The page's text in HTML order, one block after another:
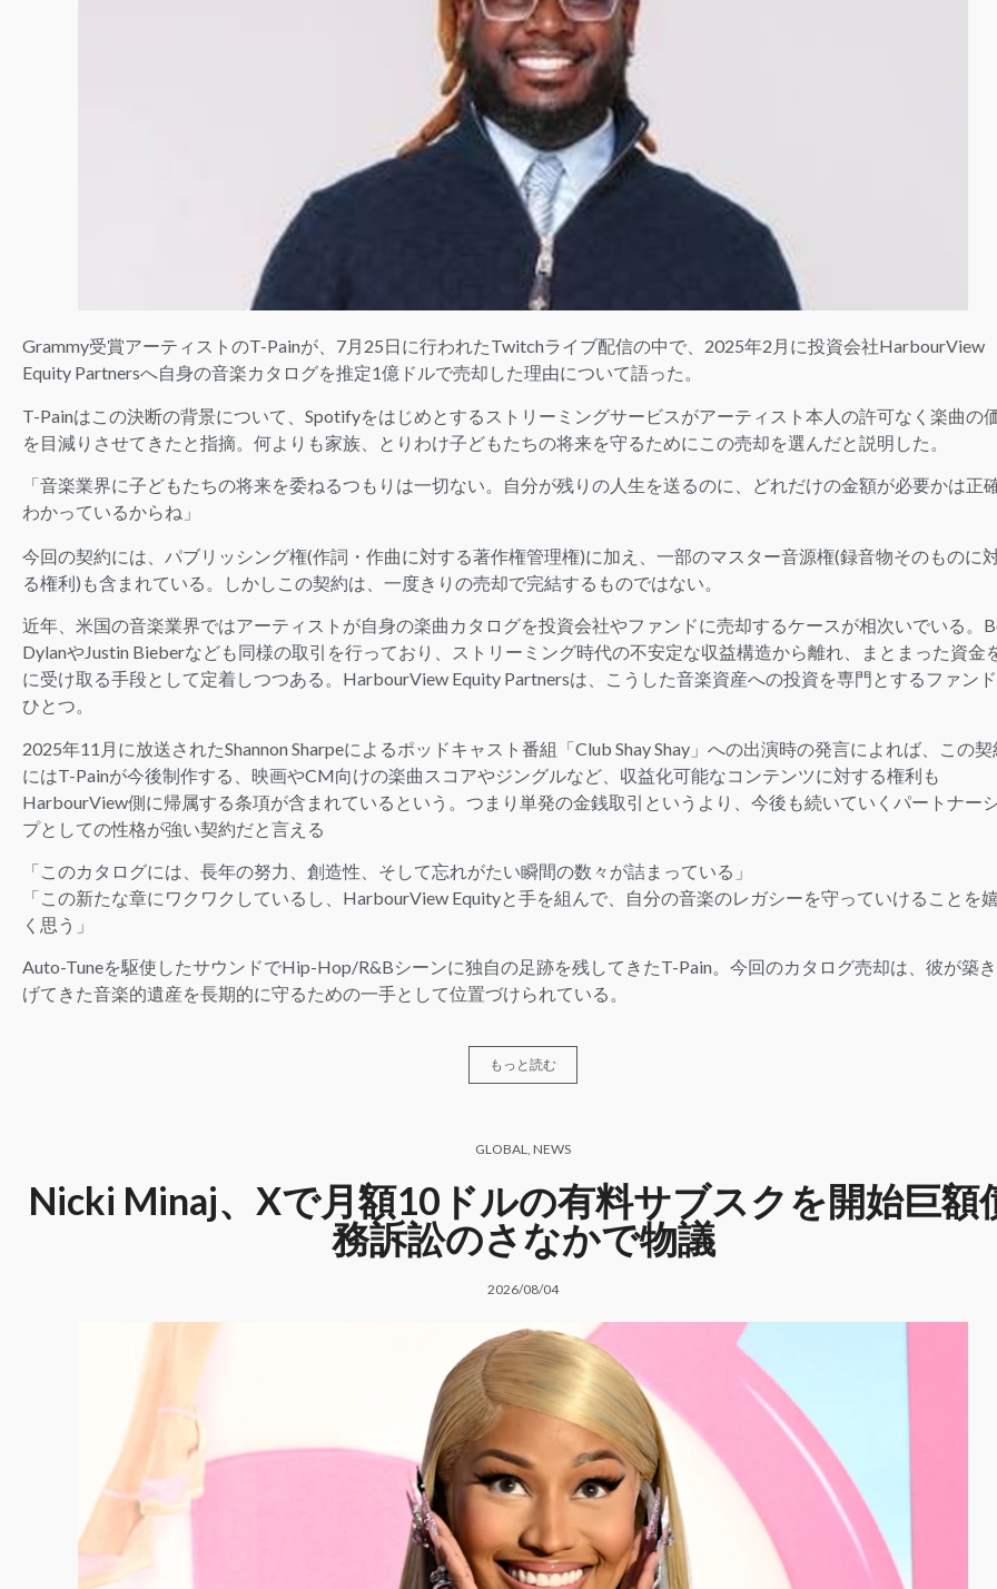
Grammy受賞アーティストのT-Painが、7月25日に行われたTwitchライブ配信の中で、2025年2月に投資会社HarbourView
Equity Partnersへ自身の音楽カタログを推定1億ドルで売却した理由について語った。
T-Painはこの決断の背景について、Spotifyをはじめとするストリーミングサービスがアーティスト本人の許可なく楽曲の
を目減りさせてきたと指摘。何よりも家族、とりわけ子どもたちの将来を守るためにこの売却を選んだと説明した。
「音楽業界に子どもたちの将来を委ねるつもりは一切ない。自分が残りの人生を送るのに、どれだけの金額が必要かは正
わかっているからね」
今回の契約には、パブリッシング権(作詞・作曲に対する著作権管理権)に加え、一部のマスター音源権(録音物そのものに
る権利)も含まれている。しかしこの契約は、一度きりの売却で完結するものではない。
近年、米国の音楽業界ではアーティストが自身の楽曲カタログを投資会社やファンドに売却するケースが相次いでいる。
DylanやJustin Bieberなども同様の取引を行っており、ストリーミング時代の不安定な収益構造から離れ、まとまった資金
に受け取る手段として定着しつつある。HarbourView Equity Partnersは、こうした音楽資産への投資を専門とするファン
ひとつ。
2025年11月に放送されたShannon Sharpeによるポッドキャスト番組「Club Shay Shay」への出演時の発言によれば、この契
にはT-Painが今後制作する、映画やCM向けの楽曲スコアやジングルなど、収益化可能なコンテンツに対する権利も
HarbourView側に帰属する条項が含まれているという。つまり単発の金銭取引というより、今後も続いていくパートナー
プとしての性格が強い契約だと言える
「このカタログには、長年の努力、創造性、そして忘れがたい瞬間の数々が詰まっている」
「この新たな章にワクワクしているし、HarbourView Equityと手を組んで、自分の音楽のレガシーを守っていけることを
く思う」
Auto-Tuneを駆使したサウンドでHip-Hop/R&Bシーンに独自の足跡を残してきたT-Pain。今回のカタログ売却は、彼が築
げてきた音楽的遺産を長期的に守るための一手として位置づけられている。
もっと読む
GLOBAL ,NEWS
Nicki Minaj、Xで月額10ドルの有料サブスクを開始巨額
務訴訟のさなかで物議
2026/08/04